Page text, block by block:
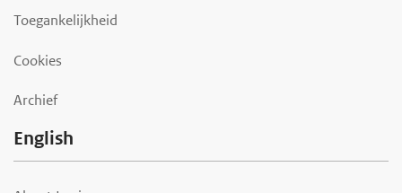
Toegankelijkheid
Cookies
Archief
English